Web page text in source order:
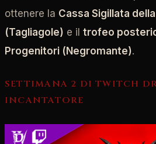
ottenere la Cassa Sigillata
(Tagliagole) e il trofeo
Progenitori (Negromante).
SETTIMANA 2 DI TWITCH
INCANTATORE